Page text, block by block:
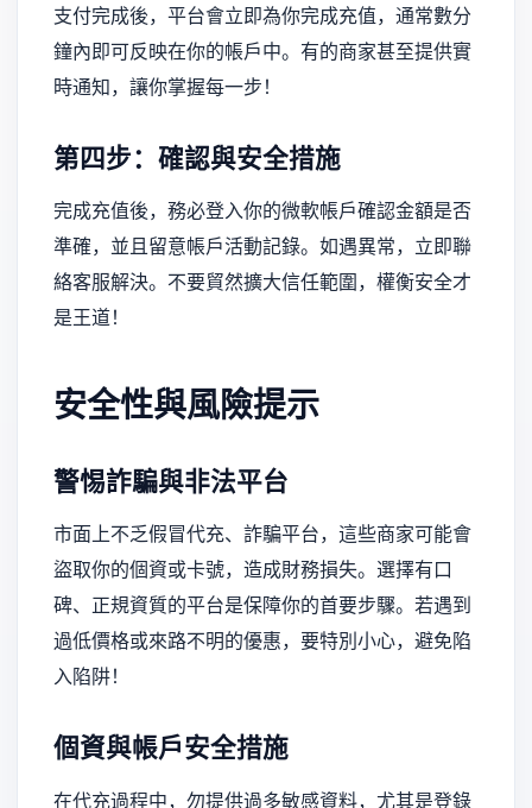
支付完成後，平台會立即為你完成充值，通常數分
鐘內即可反映在你的帳戶中。有的商家甚至提供實
時通知，讓你掌握每一步！
第四步：確認與安全措施
完成充值後，務必登入你的微軟帳戶確認金額是否
準確，並且留意帳戶活動記錄。如遇異常，立即聯
絡客服解決。不要貿然擴大信任範圍，權衡安全才
是王道！
安全性與風險提示
警惕詐騙與非法平台
市面上不乏假冒代充、詐騙平台，這些商家可能會
盜取你的個資或卡號，造成財務損失。選擇有口
碑、正規資質的平台是保障你的首要步驟。若遇到
過低價格或來路不明的優惠，要特別小心，避免陷
入陷阱！
個資與帳戶安全措施
在代充過程中，勿提供過多敏感資料，尤其是登錄